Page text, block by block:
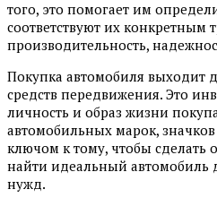
того, это помогает им
соответствуют их конкретным
производительность,
Покупка автомобиля выходит
средств передвижения. Это
личность и образ жизни
автомобильных марок,
ключом к тому, чтобы сделать
найти идеальный
нужд.